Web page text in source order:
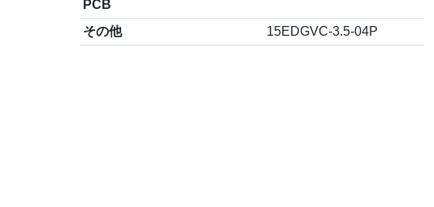
PCB
その他
15EDGVC-3.5-04P